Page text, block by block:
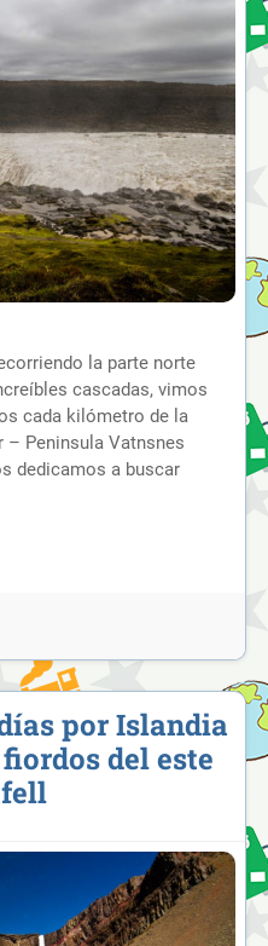
la parte norte
cascadas, vimos
cada kilómetro de la
– Peninsula Vatnsnes
dedicamos a buscar
por Islandia
del este